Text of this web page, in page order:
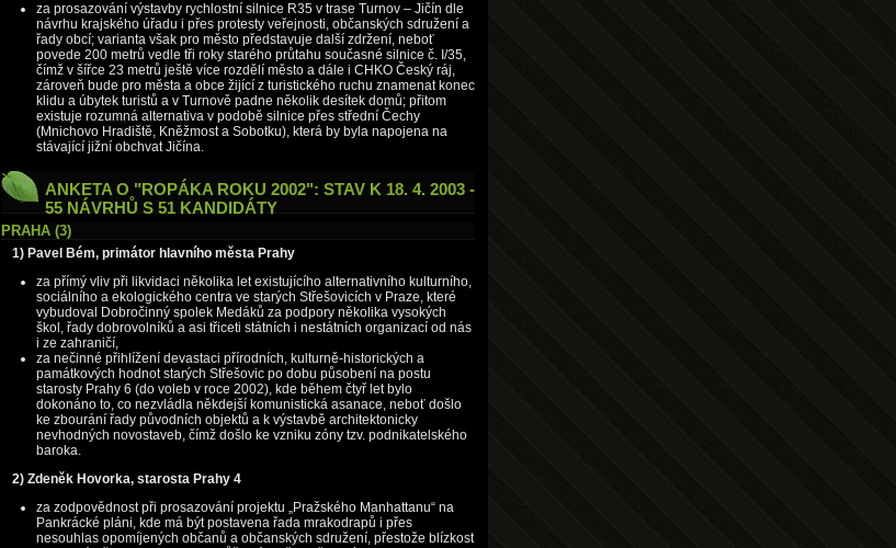
za prosazování výstavby rychlostní silnice R35 v trase Turnov – Jičín dle
návrhu krajského úřadu i přes protesty veřejnosti, občanských sdružení a
řady obcí; varianta však pro město představuje další zdržení, neboť
povede 200 metrů vedle tři roky starého průtahu současné silnice č. I/35,
čímž v šířce 23 metrů ještě více rozdělí město a dále i CHKO Český ráj,
zároveň bude pro města a obce žijící z turistického ruchu znamenat konec
klidu a úbytek turistů a v Turnově padne několik desítek domů; přitom
existuje rozumná alternativa v podobě silnice přes střední Čechy
(Mnichovo Hradiště, Kněžmost a Sobotku), která by byla napojena na
stávající jižní obchvat Jičína.
ANKETA O "ROPÁKA ROKU 2002": STAV K 18. 4. 2003 -
55 NÁVRHŮ S 51 KANDIDÁTY
PRAHA (3)
1) Pavel Bém, primátor hlavního města Prahy
za přímý vliv při likvidaci několika let existujícího alternativního kulturního,
sociálního a ekologického centra ve starých Střešovicích v Praze, které
vybudoval Dobročinný spolek Medáků za podpory několika vysokých
škol, řady dobrovolníků a asi třiceti státních i nestátních organizací od nás
i ze zahraničí,
za nečinné přihlížení devastaci přírodních, kulturně-historických a
památkových hodnot starých Střešovic po dobu působení na postu
starosty Prahy 6 (do voleb v roce 2002), kde během čtyř let bylo
dokonáno to, co nezvládla někdejší komunistická asanace, neboť došlo
ke zbourání řady původních objektů a k výstavbě architektonicky
nevhodných novostaveb, čímž došlo ke vzniku zóny tzv. podnikatelského
baroka.
2) Zdeněk Hovorka, starosta Prahy 4
za zodpovědnost při prosazování projektu „Pražského Manhattanu“ na
Pankrácké pláni, kde má být postavena řada mrakodrapů i přes
nesouhlas opomíjených občanů a občanských sdružení, přestože blízkost